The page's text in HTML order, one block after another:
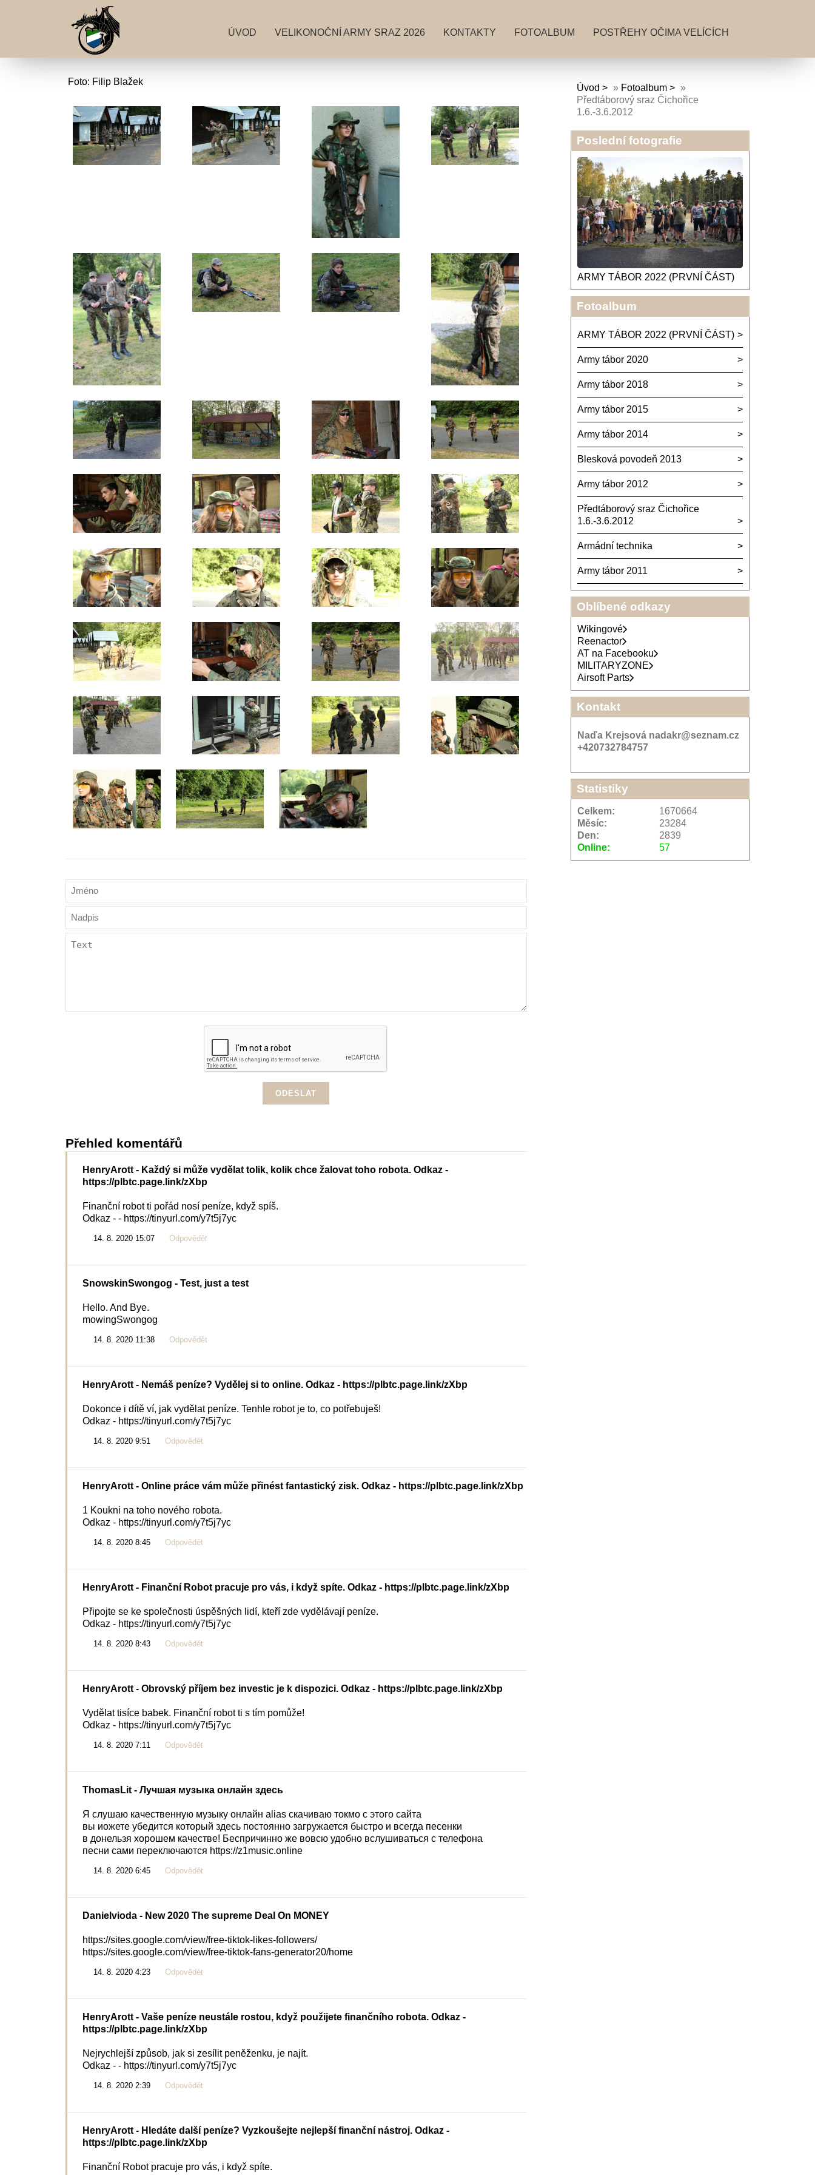
ÚVOD VELIKONOČNÍ ARMY SRAZ 2026 KONTAKTY FOTOALBUM POSTŘEHY OČIMA VELÍCÍCH
Foto: Filip Blažek
Přehled komentářů
HenryArott- Každý si může vydělat tolik, kolik chce žalovat toho robota. Odkaz -
https://plbtc.page.link/zXbp
Finanční robot ti pořád nosí peníze, když spíš.
Odkaz - - https://tinyurl.com/y7t5j7yc
14. 8. 2020 15:07 Odpovědět
SnowskinSwongog - Test, just a test
Hello. And Bye.
mowingSwongog
14. 8. 2020 11:38 Odpovědět
HenryArott- Nemáš peníze? Vydělej si to online. Odkaz - https://plbtc.page.link/zXbp
Dokonce i dítě ví, jak vydělat peníze. Tenhle robot je to, co potřebuješ!
Odkaz - https://tinyurl.com/y7t5j7yc
14. 8. 2020 9:51 Odpovědět
HenryArott- Online práce vám může přinést fantastický zisk. Odkaz - https://plbtc.page.link/zXbp
1 Koukni na toho nového robota.
Odkaz - https://tinyurl.com/y7t5j7yc
14. 8. 2020 8:45 Odpovědět
HenryArott- Finanční Robot pracuje pro vás, i když spíte. Odkaz - https://plbtc.page.link/zXbp
Připojte se ke společnosti úspěšných lidí, kteří zde vydělávají peníze.
Odkaz - https://tinyurl.com/y7t5j7yc
14. 8. 2020 8:43 Odpovědět
HenryArott- Obrovský příjem bez investic je k dispozici. Odkaz - https://plbtc.page.link/zXbp
Vydělat tisíce babek. Finanční robot ti s tím pomůže!
Odkaz - https://tinyurl.com/y7t5j7yc
14. 8. 2020 7:11 Odpovědět
ThomasLit- Лучшая музыка онлайн здесь
Я слушаю качественную музыку онлайн alias скачиваю токмо с этого сайта
вы иожете убедится который здесь постоянно загружается быстро и всегда песенки
в донельзя хорошем качестве! Беспричинно же вовсю удобно вслушиваться с телефона
песни сами переключаются https://z1music.online
14. 8. 2020 6:45 Odpovědět
Danielvioda- New 2020 The supreme Deal On MONEY
https://sites.google.com/view/free-tiktok-likes-followers/
https://sites.google.com/view/free-tiktok-fans-generator20/home
14. 8. 2020 4:23 Odpovědět
HenryArott- Vaše peníze neustále rostou, když použijete finančního robota. Odkaz -
https://plbtc.page.link/zXbp
Nejrychlejší způsob, jak si zesílit peněženku, je najít.
Odkaz - - https://tinyurl.com/y7t5j7yc
14. 8. 2020 2:39 Odpovědět
HenryArott- Hledáte další peníze? Vyzkoušejte nejlepší finanční nástroj. Odkaz -
https://plbtc.page.link/zXbp
Finanční Robot pracuje pro vás, i když spíte.
Úvod » Fotoalbum
»
Předtáborový sraz Čichořice
1.6.-3.6.2012
Poslední fotografie
ARMY TÁBOR 2022 (PRVNÍ ČÁST)
Fotoalbum
ARMY TÁBOR 2022 (PRVNÍ ČÁST)
Army tábor 2020
Army tábor 2018
Army tábor 2015
Army tábor 2014
Blesková povodeň 2013
Army tábor 2012
Předtáborový sraz Čichořice
1.6.-3.6.2012
Armádní technika
Army tábor 2011
Oblíbené odkazy
Wikingové
Reenactor
AT na Facebooku
MILITARYZONE
Airsoft Parts
Kontakt
Naďa Krejsová nadakr@seznam.cz
+420732784757
Statistiky
Online: 57
Celkem:
1670664
Měsíc:
23284
Den:
2839